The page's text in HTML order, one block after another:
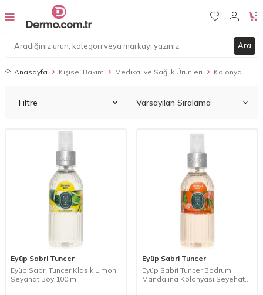
Ara
0 0
Anasayfa Kişisel Bakım Medikal ve Sağlık Ürünleri Kolonya
Filtre
Eyüp Sabri Tuncer
Eyüp Sabri Tuncer Klasik Limon
Seyahat Boy 100 ml
Eyüp Sabri Tuncer
Eyüp Sabri Tuncer Bodrum
Mandalina Kolonyası Seyehat